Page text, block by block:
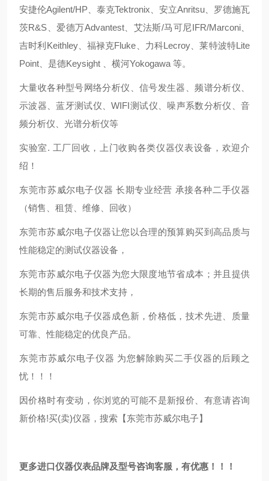
安捷伦Agilent/HP、泰克Tektronix、安立Anritsu、罗德施瓦
茨R&S、爱德万Advantest、艾法斯/马可尼IFR/Marconi、
吉时利Keithley、福禄克Fluke、力科Lecroy、莱特波特Lite
Point、是德Keysight 、横河Yokogawa 等。
大量收各种型号网络分析仪、信号发生器、频谱分析仪、
示波器、蓝牙测试仪、WIFI测试仪、噪声系数分析仪、音
频分析仪、光谱分析仪等
实验室. 工厂回收，上门收购各类仪器仪表设备，欢迎介
绍！
东莞市苏威尔电子仪器 长期专业经营 承接各种二手仪器
（销售、租赁、维修、回收）
东莞市苏威尔电子仪器让您以合理的预算购买到高品质与
性能稳定的测试仪器设备，
东莞市苏威尔电子仪器为您大限度地节省成本；并且提供
长期的售后服务和技术支持，
东莞市苏威尔电子仪器成色新，价格低，技术先进、质量
可靠、性能稳定的优良产品。
东莞市苏威尔电子仪器 为您解除购买二手仪器的后顾之
忧！！！
因价格时有变动，你浏览的可能不是新报价、有意请咨询
新价格!买(卖)仪器，搜索【东莞市苏威尔电子】
更多进口仪器仪表品牌及型号咨询客服，有优惠！！！